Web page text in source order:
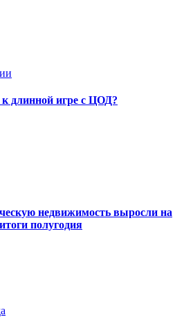
длинной игре с ЦОД?
недвижимость выросли на
полугодия